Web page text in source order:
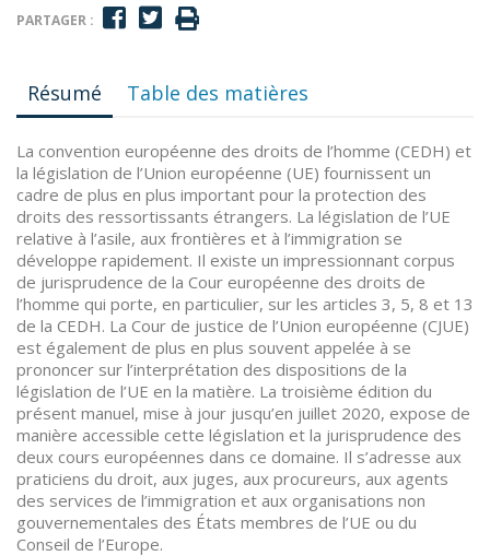
PARTAGER :
Résumé Table des matières
La convention européenne des droits de l’homme (CEDH) et
la législation de l’Union européenne (UE) fournissent un
cadre de plus en plus important pour la protection des
droits des ressortissants étrangers. La législation de l’UE
relative à l’asile, aux frontières et à l’immigration se
développe rapidement. Il existe un impressionnant corpus
de jurisprudence de la Cour européenne des droits de
l’homme qui porte, en particulier, sur les articles 3, 5, 8 et 13
de la CEDH. La Cour de justice de l’Union européenne (CJUE)
est également de plus en plus souvent appelée à se
prononcer sur l’interprétation des dispositions de la
législation de l’UE en la matière. La troisième édition du
présent manuel, mise à jour jusqu’en juillet 2020, expose de
manière accessible cette législation et la jurisprudence des
deux cours européennes dans ce domaine. Il s’adresse aux
praticiens du droit, aux juges, aux procureurs, aux agents
des services de l’immigration et aux organisations non
gouvernementales des États membres de l’UE ou du
Conseil de l’Europe.